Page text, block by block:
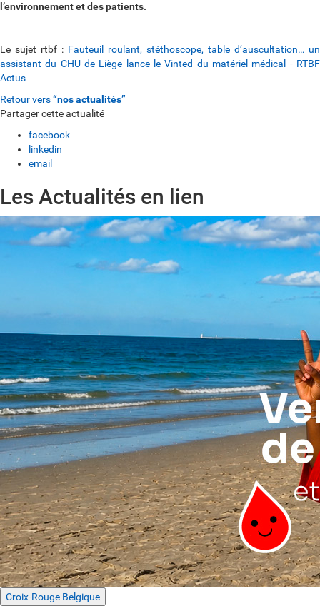
l’environnement et des patients.
Le sujet rtbf : Fauteuil roulant, stéthoscope, table d’auscultation… un
assistant du CHU de Liège lance le Vinted du matériel médical - RTBF
Actus
Retour vers“nos actualités”
Partager cette actualité
facebook
linkedin
email
Les Actualités en lien
Croix-Rouge Belgique